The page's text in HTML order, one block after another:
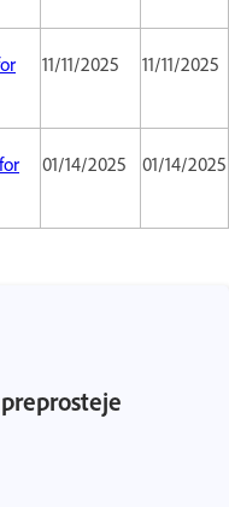
11/11/2025 11/11/2025
01/14/2025 01/14/2025